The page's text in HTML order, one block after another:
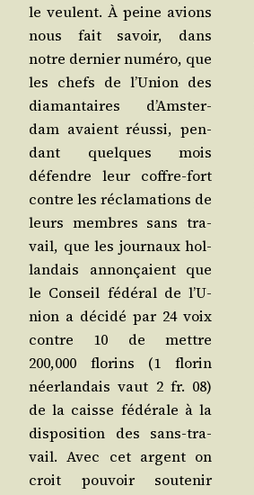
le veulent. À peine avions
nous fait savoir, dans
notre der­nier numé­ro, que
les chefs de l’U­nion des
dia­man­taires d’Am­ster­
dam avaient réus­si, pen­
dant quelques mois
défendre leur coffre-fort
contre les récla­ma­tions de
leurs membres sans tra­
vail, que les jour­naux hol­
lan­dais annon­çaient que
le Conseil fédé­ral de l’U­
nion a déci­dé par 24 voix
contre 10 de mettre
200,000 flo­rins (1 flo­rin
néer­lan­dais vaut 2 fr. 08)
de la caisse fédé­rale à la
dis­po­si­tion des sans-tra­
vail. Avec cet argent on
croit pou­voir sou­te­nir